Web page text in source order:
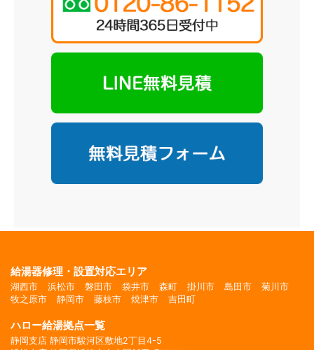
給湯器修理・設置対応エリア
湖西市 浜松市 磐田市 袋井市 森町 掛川市 島田市
菊川市
牧之原市
静岡市 藤枝市 焼津市 吉田町
ハロー給湯拠点一覧
静岡支店 静岡市駿河区敷地2丁目4-5